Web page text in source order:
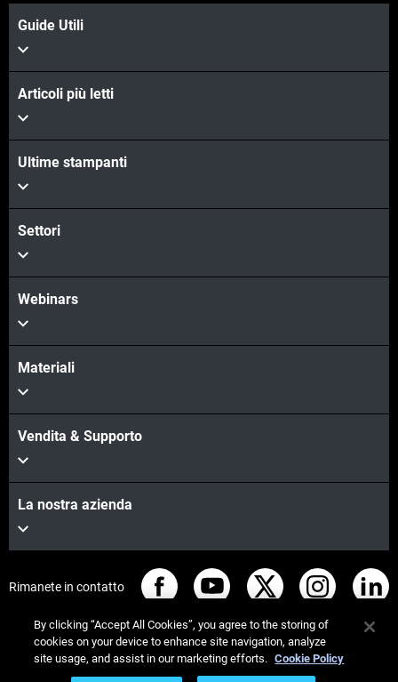
Guide Utili
Articoli più letti
Ultime stampanti
Settori
Webinars
Materiali
Vendita & Supporto
La nostra azienda
Rimanete in contatto
© Stratasys 2026 Informazioni legali
By clicking “Accept All Cookies”, you agree to the storing of
cookies on your device to enhance site navigation, analyze
site usage, and assist in our marketing efforts. Cookie Policy